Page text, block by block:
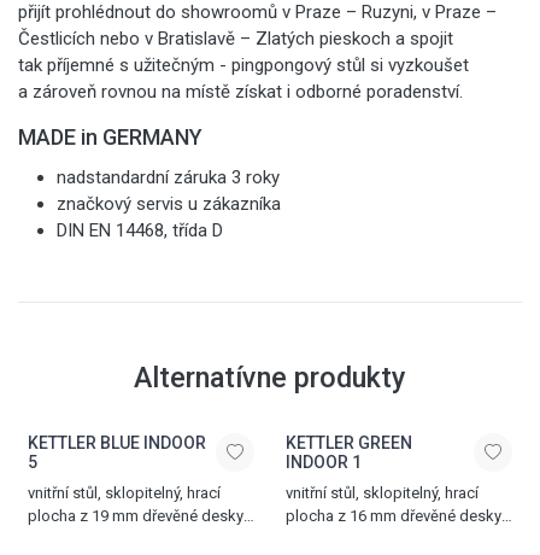
přijít prohlédnout do showroomů v Praze – Ruzyni, v Praze –
Čestlicích nebo v Bratislavě – Zlatých pieskoch a spojit
tak příjemné s užitečným - pingpongový stůl si vyzkoušet
a zároveň rovnou na místě získat i odborné poradenství.
MADE in GERMANY
nadstandardní záruka 3 roky
značkový servis u zákazníka
DIN EN 14468, třída D
Alternatívne produkty
KETTLER BLUE INDOOR
5
vnitřní stůl, sklopitelný, hrací
plocha z 19 mm dřevěné desky,
KETTLER GREEN
INDOOR 1
vnitřní stůl, sklopitelný, hrací
plocha z 16 mm dřevěné desky,